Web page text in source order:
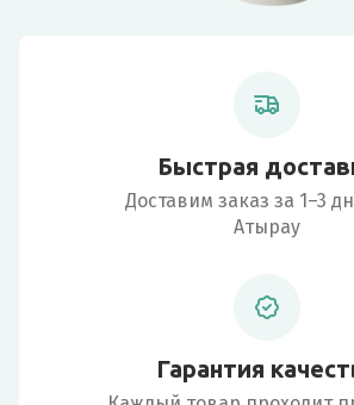
Быстрая
Доставим заказ за 1–3
Атырау
Гарантия